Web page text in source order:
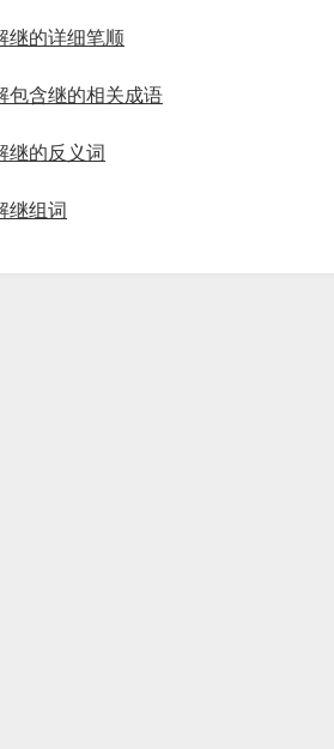
继的详细笔顺
包含继的相关成语
继的反义词
继组词